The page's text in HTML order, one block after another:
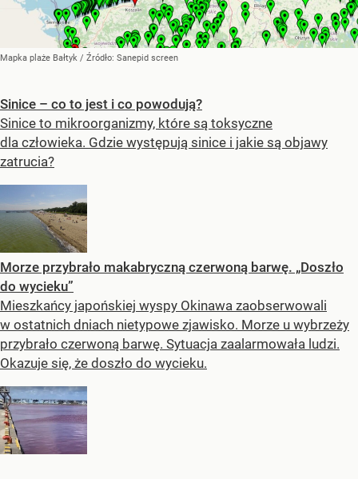
Mapka plaże Bałtyk / Źródło: Sanepid screen
Sinice – co to jest i co powodują?
Sinice to mikroorganizmy, które są toksyczne
dla człowieka. Gdzie występują sinice i jakie są objawy
zatrucia?
Morze przybrało makabryczną czerwoną barwę. „Doszło
do wycieku”
Mieszkańcy japońskiej wyspy Okinawa zaobserwowali
w ostatnich dniach nietypowe zjawisko. Morze u wybrzeży
przybrało czerwoną barwę. Sytuacja zaalarmowała ludzi.
Okazuje się, że doszło do wycieku.